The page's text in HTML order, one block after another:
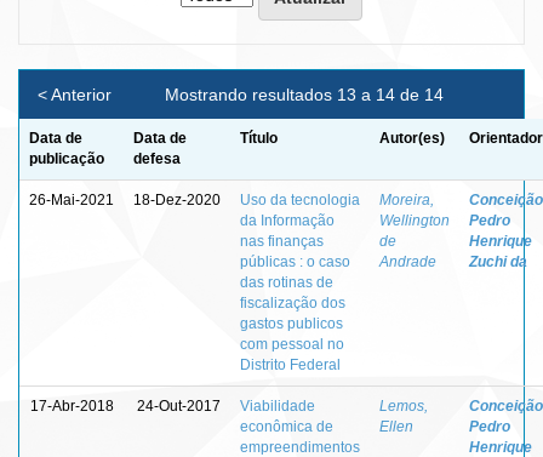
Mostrando resultados 13 a 14 de 14
< Anterior
Data de
publicação
Data de
defesa
Título Autor(es)
26-Mai-2021 18-Dez-2020
Uso da tecnologia
da Informação
nas finanças
públicas : o caso
das rotinas de
fiscalização dos
gastos publicos
com pessoal no
Distrito Federal
Moreira,
Wellington
de
Andrade
Pedro
Henrique
Zuchi da
17-Abr-2018 24-Out-2017
Viabilidade
econômica de
empreendimentos
Lemos,
Ellen
Pedro
Henrique